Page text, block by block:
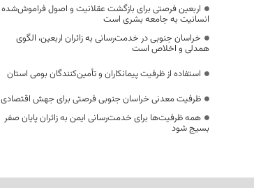
اربعین فرصتی برای بازگشت عقلانیت و اصول فراموش‌شده
انسانیت به جامعه بشری است
خراسان جنوبی در خدمت‌رسانی به زائران اربعین، الگوی
همدلی و اخلاص است
استفاده از ظرفیت پیمانکاران و تأمین‌کنندگان بومی استان
ظرفیت معدنی خراسان جنوبی فرصتی برای جهش اقتصادی
همه ظرفیت‌ها برای خدمت‌رسانی ایمن به زائران پایان صفر
بسیج شود